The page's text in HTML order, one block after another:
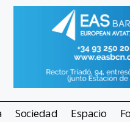
Sociedad Espacio